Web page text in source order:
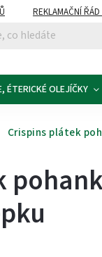
REKLAMAČNÍ
ÉTERICKÉ OLEJÍČKY
Crispins plátek